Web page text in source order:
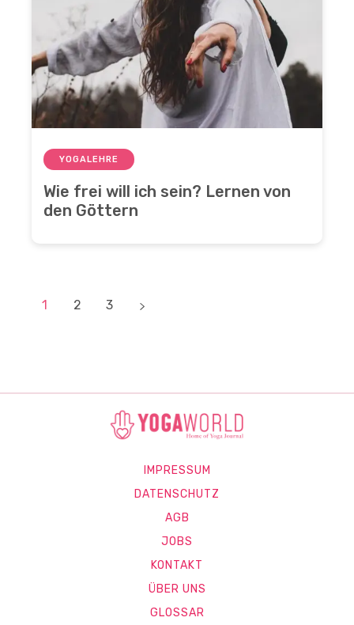
YOGALEHRE
Wie frei will ich sein? Lernen von
den Göttern
1 2 3
IMPRESSUM
DATENSCHUTZ
AGB
JOBS
KONTAKT
ÜBER UNS
GLOSSAR